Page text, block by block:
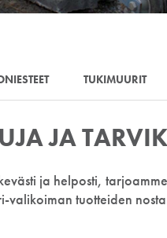
TUKIMUURIT
JA
ja helposti,
tuotteiden